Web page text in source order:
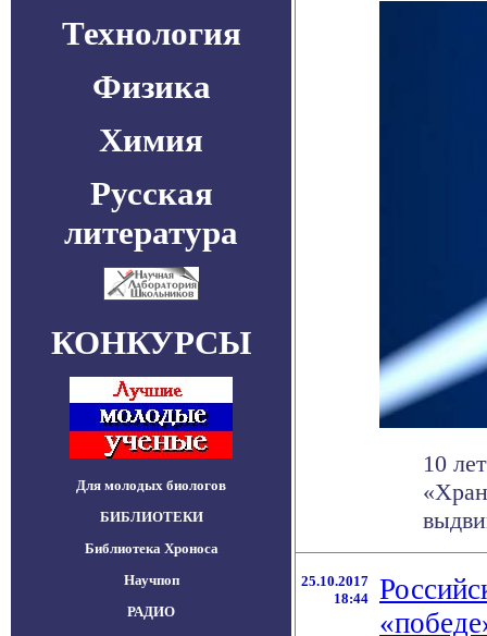
Технология
Физика
Химия
Русская
литература
КОНКУРСЫ
Для молодых биологов
БИБЛИОТЕКИ
Библиотека Хроноса
Научпоп
РАДИО
10
25.10.2017
18:44